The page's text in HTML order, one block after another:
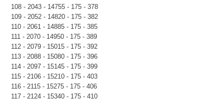
108 - 2043 - 14755 - 175 - 378
109 - 2052 - 14820 - 175 - 382
110 - 2061 - 14885 - 175 - 385
111 - 2070 - 14950 - 175 - 389
112 - 2079 - 15015 - 175 - 392
113 - 2088 - 15080 - 175 - 396
114 - 2097 - 15145 - 175 - 399
115 - 2106 - 15210 - 175 - 403
116 - 2115 - 15275 - 175 - 406
117 - 2124 - 15340 - 175 - 410